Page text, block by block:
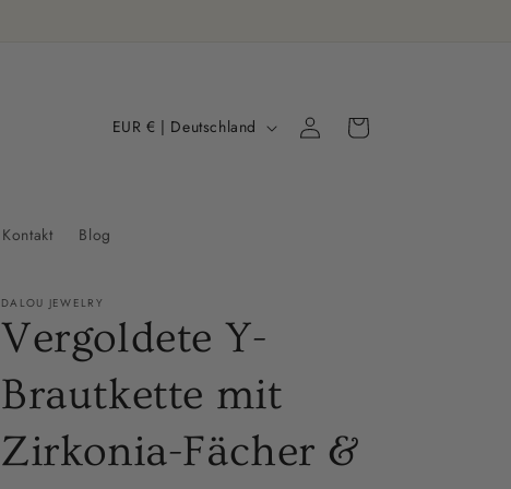
Kontakt Blog
R
e
g
i
n
EUR € | Deutschland EinloggenWarenkorb
DALOU JEWELRY
Vergoldete Y-
Brautkette mit
Zirkonia-Fächer &